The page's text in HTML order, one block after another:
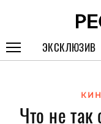
ЭКСКЛЮЗИВ
Что не